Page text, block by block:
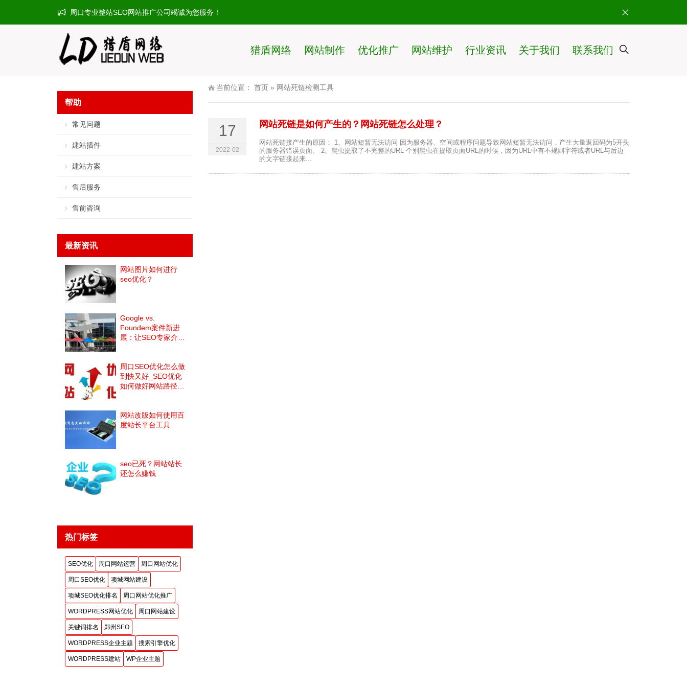
周口专业整站SEO网站推广公司竭诚为您服务！
猎盾网络 网站制作 优化推广 网站维护 行业资讯 关于我们 联系我们
当前位置： 首页 » 网站死链检测工具
17
2022-02
网站死链是如何产生的？网站死链怎么处理？
网站死链接产生的原因： 1、网站短暂无法访问 因为服务器、空间或程序问题导致网站短暂无法访问，产生大量返回码为5开头
的服务器错误页面。 2、爬虫提取了不完整的URL 个别爬虫在提取页面URL的时候，因为URL中有不规则字符或者URL与后边
的文字链接起来...
帮助
常见问题
建站插件
建站方案
售后服务
售前咨询
最新资讯
网站图片如何进行
seo优化？
Google vs.
Foundem案件新进
展：让SEO专家介入
周口SEO优化怎么做
到快又好_SEO优化
如何做好网站路径优
网站改版如何使用百
度站长平台工具
seo已死？网站站长
还怎么赚钱
热门标签
SEO优化 周口网站运营 周口网站优化
周口SEO优化 项城网站建设
项城SEO优化排名 周口网站优化推广
WORDPRESS网站优化 周口网站建设
关键词排名 郑州SEO
WORDPRESS企业主题 搜索引擎优化
WORDPRESS建站 WP企业主题